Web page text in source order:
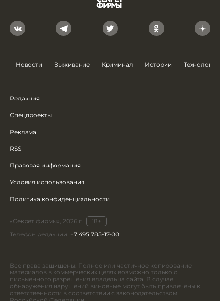
Новости Выживание Криминал Истории Технологии
Редакция
Спецпроекты
Реклама
RSS
Правовая информация
Условия использования
Политика конфиденциальности
«Секрет фирмы», 2026 г.
18+
Телефон редакции: +7 495 785-17-00
Все права защищены. Полное или частичное копирование
материалов в коммерческих целях возможно только с
письменного разрешения владельца сайта. В случае
обнаружения нарушений виновные могут быть привлечены к
ответственности в соответствии с законодательством